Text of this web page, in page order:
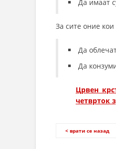
Да имаат
За сите оние
Да
Да
Црвен
четврток
< врати се назад